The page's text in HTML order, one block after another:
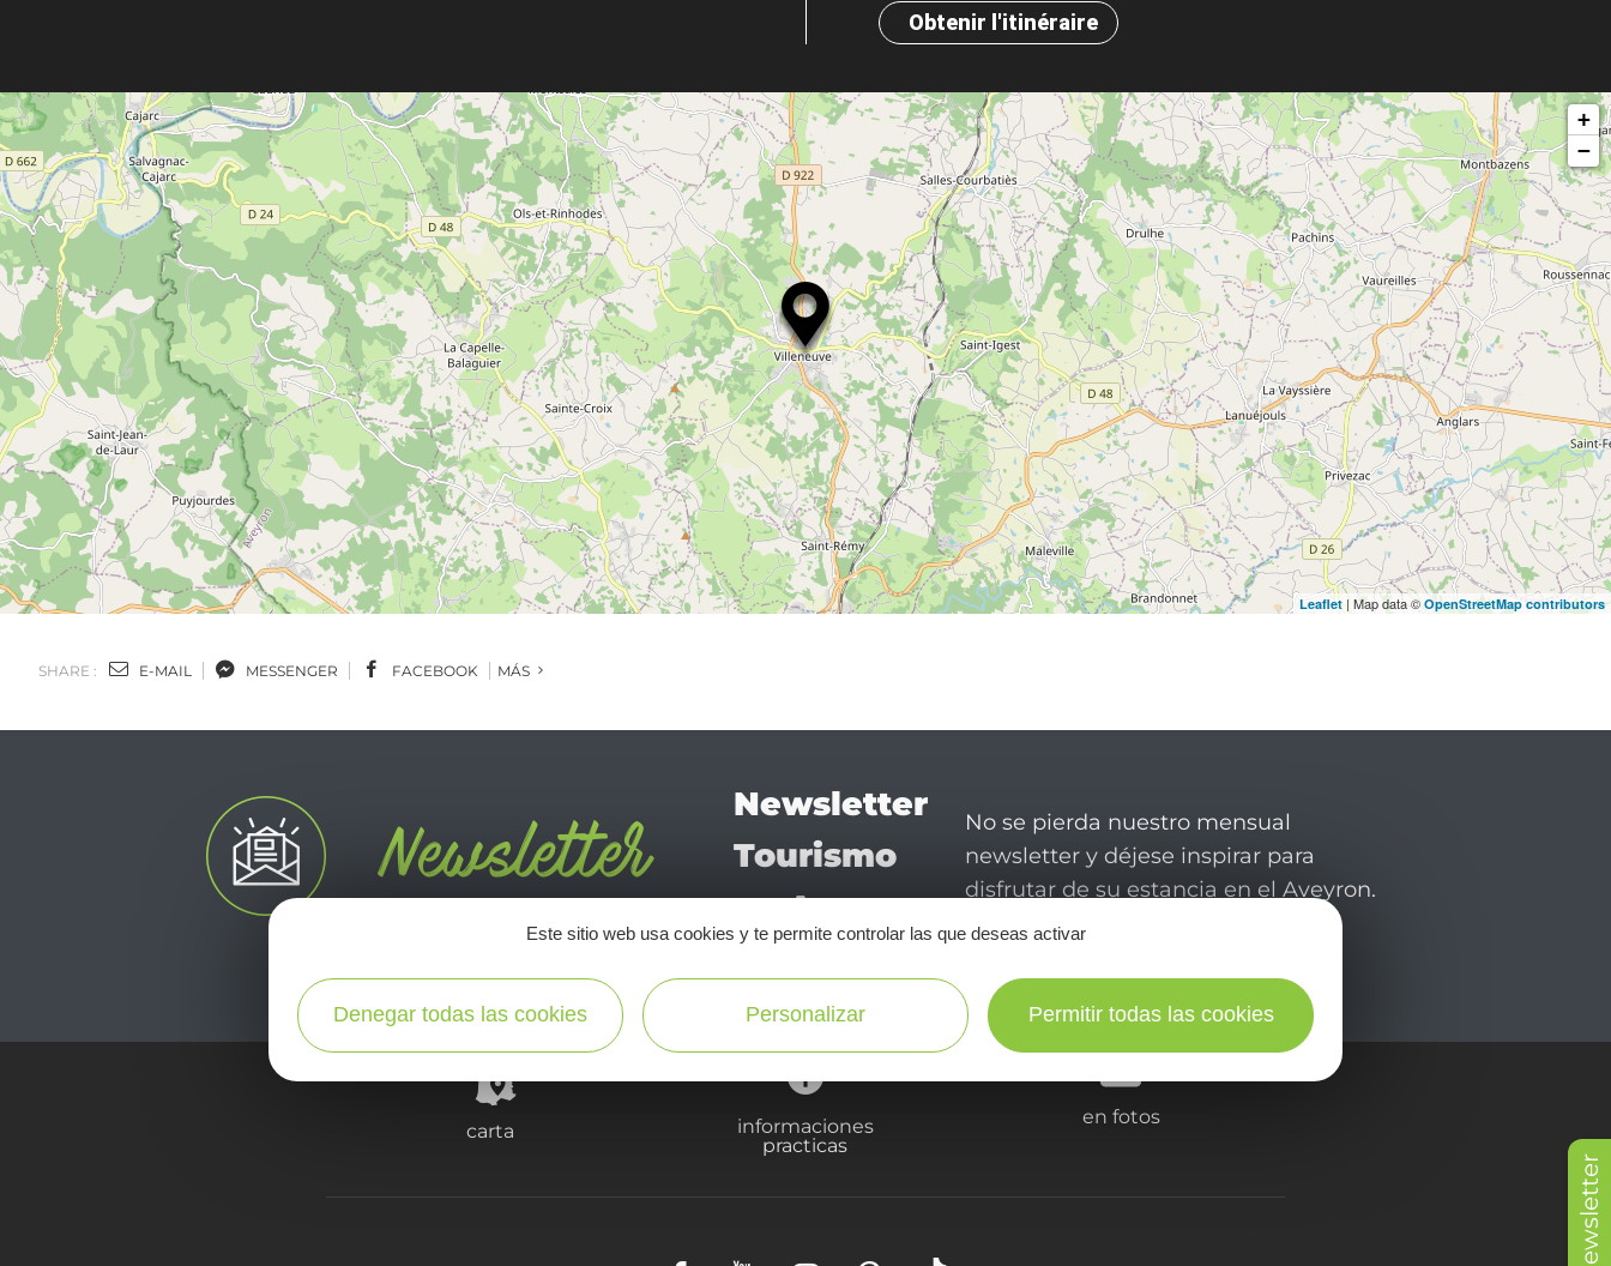
Newsletter
Obtenir l'itinéraire
+
−
Leaflet| Map data © OpenStreetMap contributors
SHARE : E-MAIL MESSENGER FACEBOOK MÁS
Newsletter
Tourismo
en Aveyron
No se pierda nuestro mensual
newsletter y déjese inspirar para
disfrutar de su estancia en el Aveyron.
carta
informaciones
practicas
en fotos
Este sitio web usa cookies y te permite controlar las que deseas activar
Denegar todas las cookies Personalizar Permitir todas las cookies